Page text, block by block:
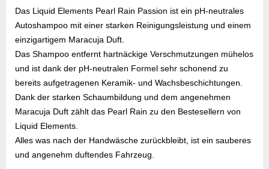
Das Liquid Elements Pearl Rain Passion ist ein pH-neutrales
Autoshampoo mit einer starken Reinigungsleistung und einem
einzigartigem Maracuja Duft.
Das Shampoo entfernt hartnäckige Verschmutzungen mühelos
und ist dank der pH-neutralen Formel sehr schonend zu
bereits aufgetragenen Keramik- und Wachsbeschichtungen.
Dank der starken Schaumbildung und dem angenehmen
Maracuja Duft zählt das Pearl Rain zu den Bestesellern von
Liquid Elements.
Alles was nach der Handwäsche zurückbleibt, ist ein sauberes
und angenehm duftendes Fahrzeug.